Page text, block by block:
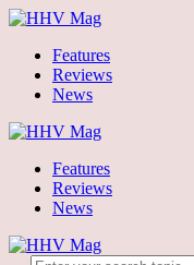
Features
Reviews
News
Features
Reviews
News